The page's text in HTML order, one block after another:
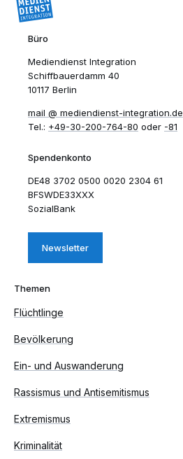
Büro
Mediendienst Integration
Schiffbauerdamm 40
10117 Berlin
mail​
mediendienst-integration.de
Tel.: +49-30-200-764-80 oder -81
Spendenkonto
DE48 3702 0500 0020 2304 61
BFSWDE33XXX
SozialBank
Newsletter
Themen
Flüchtlinge
Bevölkerung
Ein- und Auswanderung
Rassismus und Antisemitismus
Extremismus
Kriminalität